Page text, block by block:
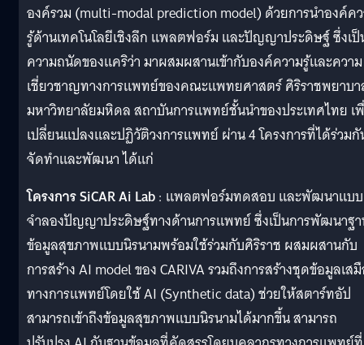
องค์รวม (multi-modal prediction model) ด้วยการนำองค์ค
รู้ด้านเทคโนโลยีเชิงลึก แพลตฟอร์ม และปัญญาประดิษฐ์ ซึ่งเ
ความถนัดของแคริว่า มาผสมผสานเข้ากับองค์ความรู้และความ
เชี่ยวชาญทางการแพทย์ของคณะแพทยศาสตร์ ศิริราชพยาบ
มหาวิทยาลัยมหิดล สถาบันการแพทย์ชั้นนำของประเทศไทย เ
เปลี่ยนเเปลงและปฏิวัติวงการแพทย์ ผ่าน 4 โครงการที่ได้ร่วม
จัดทำและพัฒนา ได้แก่
โครงการ SiCAR Ai Lab: แพลตฟอร์มทดสอบ และพัฒนาเเบบ
จำลองปัญญาประดิษฐ์ทางด้านการแพทย์ซึ่งเป็นการพัฒนาฐ
ข้อมูลสุขภาพแบบนิรนามพร้อมใช้ร่วมกับศิริราช ผสมผสานกับ
การสร้าง AI model ของ CARIVA รวมถึงการสร้างชุดข้อมูลเส
ทางการแพทย์โดยใช้ AI (Synthetic data) ช่วยให้สตาร์ทอัป
สามารถเข้าถึงข้อมูลสุขภาพแบบนิรนามได้มากขึ้น สามารถ